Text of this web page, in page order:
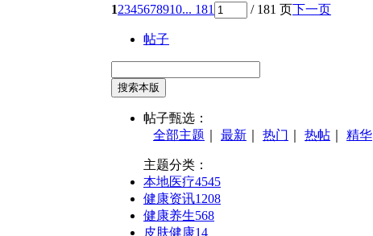
12345678910... 181 / 181 页下一页
帖子
搜索本版
帖子甄选：
全部主题
最新 热门 热帖 精华
主题分类：
本地医疗4545
健康资讯1208
健康养生568
皮肤健康14